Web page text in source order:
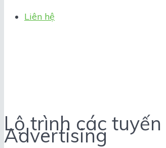
Liên hệ
Lộ trình các
Advertising